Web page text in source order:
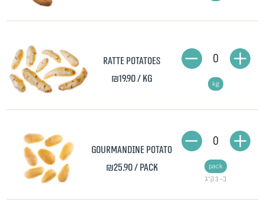
Ratte potatoes
₪19.90/ kg kg
0
Gourmandine potato
₪25.90/ pack
כ- 3 ק"ג
pack
0